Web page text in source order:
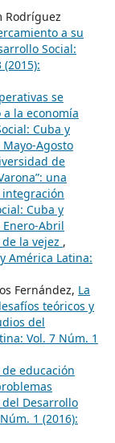
Rodríguez
a su
Social:
se
la economía
Cuba y
Agosto
de
una
Cuba y
Enero-Abril
la vejez ,
América Latina:
Fernández, La
teóricos y
del
Vol. 7 Núm. 1
educación
del Desarrollo
1 (2016):